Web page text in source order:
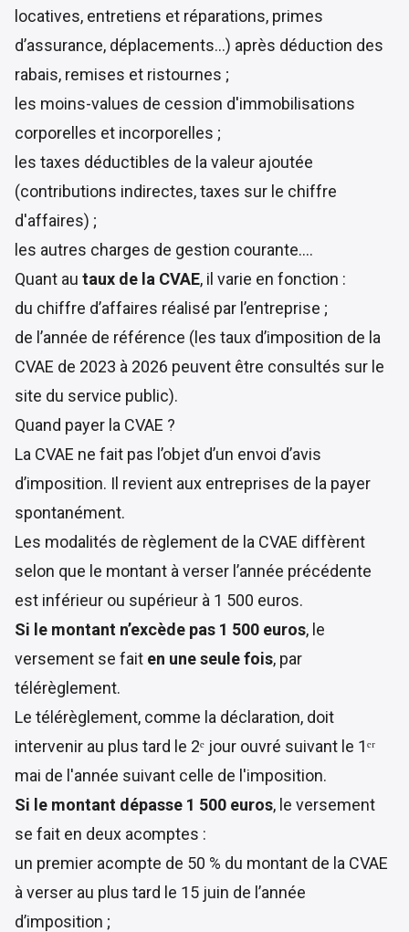
locatives, entretiens et réparations, primes
d’assurance, déplacements…) après déduction des
rabais, remises et ristournes ;
les moins-values de cession d'immobilisations
corporelles et incorporelles ;
les taxes déductibles de la valeur ajoutée
(contributions indirectes, taxes sur le chiffre
d'affaires) ;
les autres charges de gestion courante….
Quant au taux de la CVAE, il varie en fonction :
du chiffre d’affaires réalisé par l’entreprise ;
de l’année de référence (les taux d’imposition de la
CVAE de 2023 à 2026 peuvent être consultés sur le
site du service public).
Quand payer la CVAE ?
La CVAE ne fait pas l’objet d’un envoi d’avis
d’imposition. Il revient aux entreprises de la payer
spontanément.
Les modalités de règlement de la CVAE diffèrent
selon que le montant à verser l’année précédente
est inférieur ou supérieur à 1 500 euros.
Si le montant n’excède pas 1 500 euros, le
versement se fait en une seule fois, par
télérèglement.
Le télérèglement, comme la déclaration, doit
intervenir au plus tard le 2ᵉ jour ouvré suivant le 1ᵉʳ
mai de l'année suivant celle de l'imposition.
Si le montant dépasse 1 500 euros, le versement
se fait en deux acomptes :
un premier acompte de 50 % du montant de la CVAE
à verser au plus tard le 15 juin de l’année
d’imposition ;